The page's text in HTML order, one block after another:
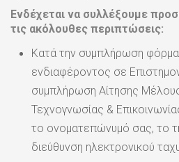
Ενδέχεται να συλλέξουμε
τις ακόλουθες περιπτώσεις:
Κατά την συμπλήρωση
ενδιαφέροντος σε
συμπλήρωση Αίτησης
Τεχνογνωσίας &
το ονοματεπώνυμό σας, το
διεύθυνση ηλεκτρονικού